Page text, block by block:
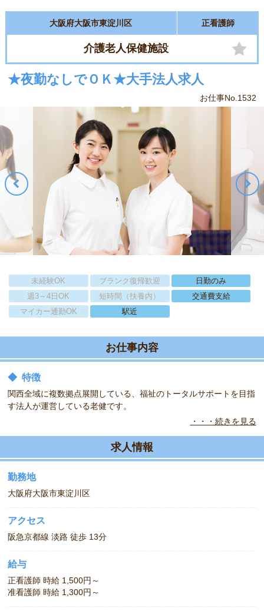
大阪府大阪市東淀川区 正看護師
介護老人保健施設
★夜勤なしでＯＫ★大手法人求人
お仕事No.1532
未経験OK ブランク復帰歓迎
日勤のみ
週3～4日OK
短時間（扶養内）
交通費支給
マイカー通勤OK
駅近
お仕事内容
◆ 特徴
関西全域に複数拠点展開している、福祉のトータルサポートを目指
す法人が運営している老健です。
日勤体制：2階：看護師1名 介護師6名 3階：看護師1名 介護師6名
4階：看護師1名 介護師6名となります。
名・介護師2名です。
・・・続きを見る
求人情報
勤務地
大阪府大阪市東淀川区
アクセス
阪急京都線 淡路 徒歩 13分
給与
正看護師 時給 1,500円～
准看護師 時給 1,300円～